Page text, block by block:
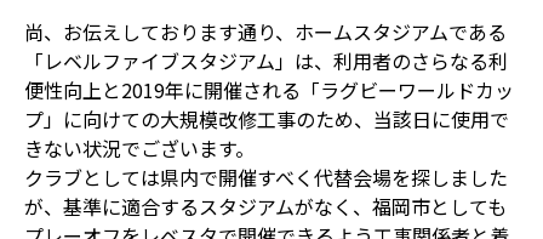
尚、お伝えしております通り、ホームスタジアムである
「レベルファイブスタジアム」は、利用者のさらなる利
便性向上と2019年に開催される「ラグビーワールドカッ
プ」に向けての大規模改修工事のため、当該日に使用で
きない状況でございます。
クラブとしては県内で開催すべく代替会場を探しました
が、基準に適合するスタジアムがなく、福岡市としても